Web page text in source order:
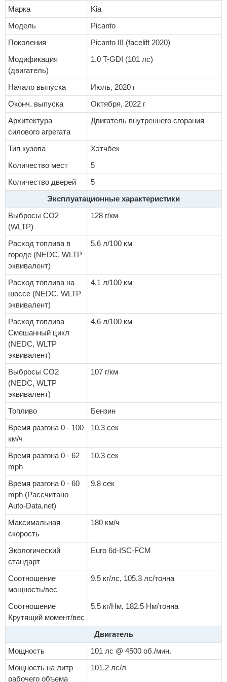
Марка
Kia
Модель
Picanto
Поколения
Picanto III (facelift 2020)
Модификация
(двигатель)
1.0 T-GDI (101 лс)
Начало выпуска
Июль, 2020 г
Оконч. выпуска
Октября, 2022 г
Архитектура
силового агрегата
Двигатель внутреннего сгорания
Тип кузова
Хэтчбек
Количество мест
5
Количество дверей
5
Эксплуатационные характеристики
Выбросы CO2
(WLTP)
128 г/км
Расход топлива в
городе (NEDC, WLTP
эквивалент)
5.6 л/100 км
Расход топлива на
шоссе (NEDC, WLTP
эквивалент)
4.1 л/100 км
Расход топлива
Смешанный цикл
(NEDC, WLTP
эквивалент)
4.6 л/100 км
Выбросы CO2
(NEDC, WLTP
эквивалент)
107 г/км
Топливо
Бензин
Время разгона 0 - 100
км/ч
10.3 сек
Время разгона 0 - 62
mph
10.3 сек
Время разгона 0 - 60
mph (Рассчитано
Auto-Data.net)
9.8 сек
Максимальная
скорость
180 км/ч
Экологический
стандарт
Euro 6d-ISC-FCM
Соотношение
мощность/вес
9.5 кг/лс, 105.3 лс/тонна
Соотношение
Крутящий момент/вес
5.5 кг/Нм, 182.5 Нм/тонна
Двигатель
Мощность
101 лс @ 4500 об./мин.
Мощность на литр
рабочего объема
101.2 лс/л